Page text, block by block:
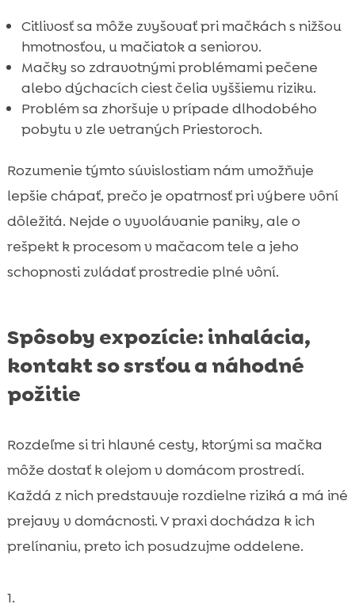
Citlivosť sa môže zvyšovať pri mačkách s nižšou
hmotnosťou, u mačiatok a seniorov.
Mačky so zdravotnými problémami pečene
alebo dýchacích ciest čelia vyššiemu riziku.
Problém sa zhoršuje v prípade dlhodobého
pobytu v zle vetraných Priestoroch.
Rozumenie týmto súvislostiam nám umožňuje
lepšie chápať, prečo je opatrnosť pri výbere vôní
dôležitá. Nejde o vyvolávanie paniky, ale o
rešpekt k procesom v mačacom tele a jeho
schopnosti zvládať prostredie plné vôní.
Spôsoby expozície: inhalácia,
kontakt so srsťou a náhodné
požitie
Rozdeľme si tri hlavné cesty, ktorými sa mačka
môže dostať k olejom v domácom prostredí.
Každá z nich predstavuje rozdielne riziká a má iné
prejavy v domácnosti. V praxi dochádza k ich
prelínaniu, preto ich posudzujme oddelene.